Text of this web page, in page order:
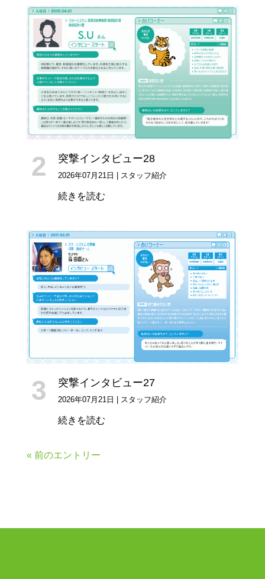
突撃インタビュー28
2026年07月21日 スタッフ紹介
続きを読む
突撃インタビュー27
2026年07月21日 スタッフ紹介
続きを読む
« 前のエントリー